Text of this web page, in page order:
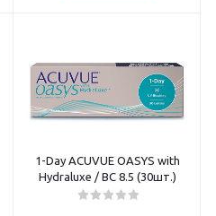
1-Day ACUVUE OASYS with
Hydraluxe / BC 8.5 (30шт.)